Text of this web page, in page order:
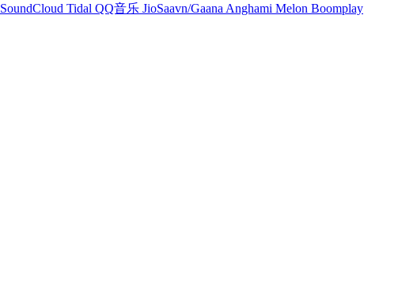
SoundCloud Tidal QQ音乐 JioSaavn/Gaana Anghami Melon Boomplay